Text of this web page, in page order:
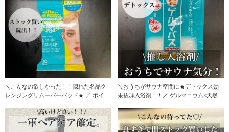
＼こんなの欲しかった！！隠れた名品ク
レンジングリムーバーパッド★ ／ ポイン
＼おうちがサウナ空間に★デトックス効
果抜群入浴剤！！／ ゲルマニウム×天然塩